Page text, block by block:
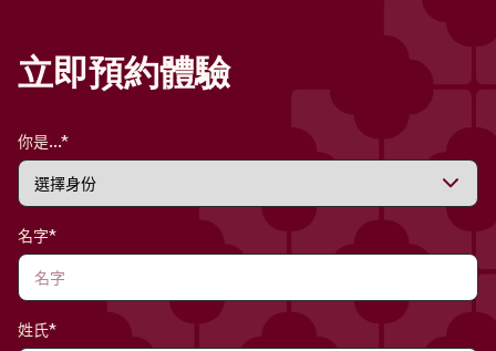
立即預約體驗
你是...*
名字*
姓氏*